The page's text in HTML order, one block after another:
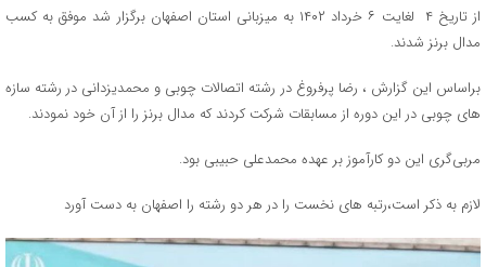
از تاریخ ۴ لغایت ۶ خرداد ۱۴۰۲ به میزبانی استان اصفهان برگزار شد موفق به کسب
مدال برنز شدند.
براساس این گزارش ، رضا پرفروغ در رشته اتصالات چوبی و محمدیزدانی در رشته سازه
های چوبی در این دوره از مسابقات شرکت کردند که مدال برنز را از آن خود نمودند.
مربی‌گری این دو کارآموز بر عهده محمدعلی حبیبی بود.
لازم به ذکر است،رتبه های نخست را در هر دو رشته را اصفهان به دست آورد